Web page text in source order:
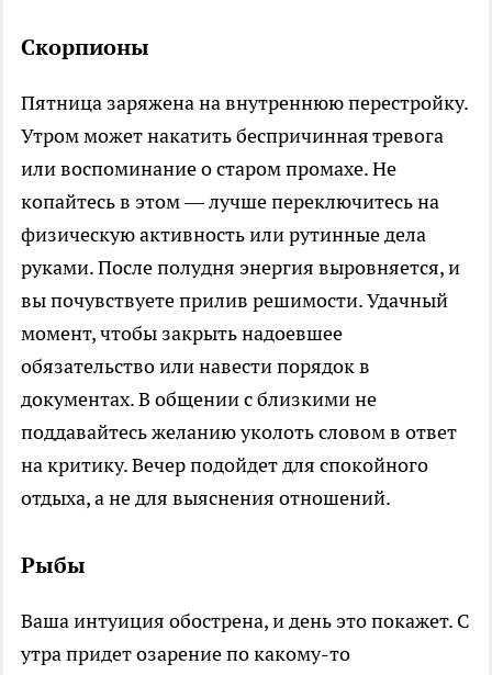
Скорпионы
Пятница заряжена на внутреннюю перестройку.
Утром может накатить беспричинная тревога
или воспоминание о старом промахе. Не
копайтесь в этом — лучше переключитесь на
физическую активность или рутинные дела
руками. После полудня энергия выровняется, и
вы почувствуете прилив решимости. Удачный
момент, чтобы закрыть надоевшее
обязательство или навести порядок в
документах. В общении с близкими не
поддавайтесь желанию уколоть словом в ответ
на критику. Вечер подойдет для спокойного
отдыха, а не для выяснения отношений.
Рыбы
Ваша интуиция обострена, и день это покажет. С
утра придет озарение по какому-то